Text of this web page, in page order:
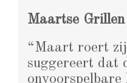
Maartse Grillen
“Maart roert
suggereert dat